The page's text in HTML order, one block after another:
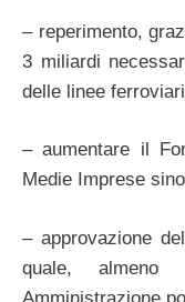
– reperimento,
3 miliardi
delle linee
– aumentare il
Medie Imprese
– approvazione
quale, almeno
Amministrazione